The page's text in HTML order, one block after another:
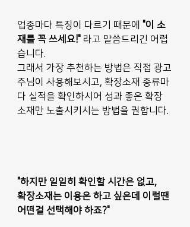
업종마다 특징이 다르기 때문에 "이 소
재를 꼭 쓰세요!" 라고 말씀드리긴 어렵
습니다.
그래서 가장 추천하는 방법은 직접 광고
주님이 사용해보시고, 확장소재 종류마
다 실적을 확인하시어 성과 좋은 확장
소재만 노출시키시는 방법을 권합니다.
"하지만 일일히 확인할 시간은 없고,
확장소재는 이용은 하고 싶은데 이럴땐
어떤걸 선택해야 하죠?"